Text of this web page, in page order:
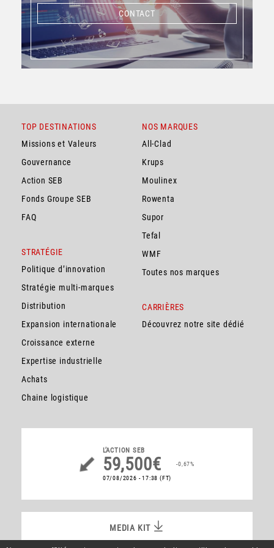
CONTACT
CONTACT
TOP DESTINATIONS
Missions et Valeurs
Gouvernance
Action SEB
Fonds Groupe SEB
FAQ
STRATÉGIE
Politique d’innovation
Stratégie multi-marques
Distribution
Expansion internationale
Croissance externe
Expertise industrielle
Achats
Chaine logistique
NOS MARQUES
All-Clad
Krups
Moulinex
Rowenta
Supor
Tefal
WMF
Toutes nos marques
CARRIÈRES
Découvrez notre site dédié
L’ACTION SEB
59,500€
07/08/2026 - 17:38 (FT)
-0,67%
MEDIA KIT
MEDIA KIT